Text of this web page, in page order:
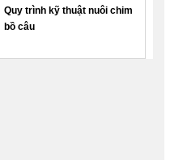
Quy trình kỹ thuật nuôi chim
bồ câu